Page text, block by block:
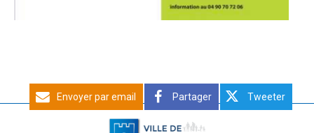
Envoyer par email Partager Tweeter